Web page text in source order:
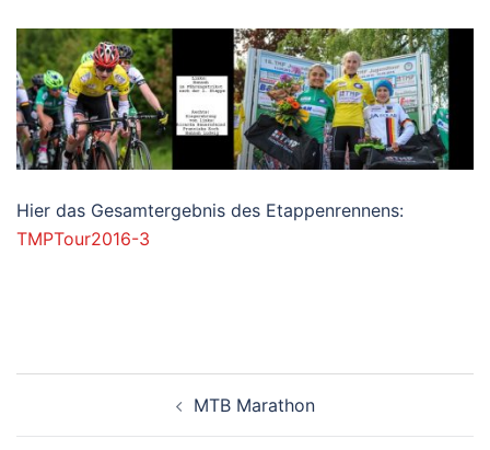
Hier das Gesamtergebnis des Etappenrennens:
TMPTour2016-3
MTB Marathon